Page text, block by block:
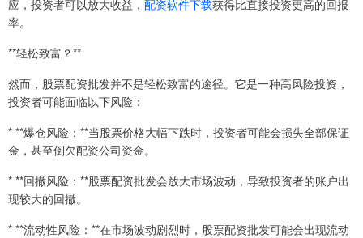
应，投资者可以放大收益， 配资软件下载获得比直接投资更高的回报
率。
**轻松致富？**
然而，股票配资批发并不是轻松致富的途径。它是一种高风险投资，
投资者可能面临以下风险：
* **爆仓风险：**当股票价格大幅下跌时，投资者可能会损失全部保证
金，甚至倒欠配资公司资金。
* **回撤风险：**股票配资批发会放大市场波动，导致投资者的账户出
现较大的回撤。
* **流动性风险：**在市场波动剧烈时，股票配资批发可能会出现流动